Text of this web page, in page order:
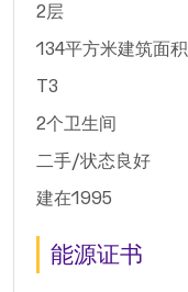
2层
134平方米建筑面积
T3
2个卫生间
二手/状态良好
建在1995
能源证书